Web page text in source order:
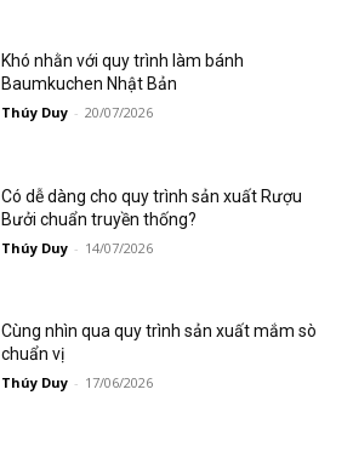
Khó nhằn với quy trình làm bánh
Baumkuchen Nhật Bản
Thúy Duy - 20/07/2026
Có dễ dàng cho quy trình sản xuất Rượu
Bưởi chuẩn truyền thống?
Thúy Duy - 14/07/2026
Cùng nhìn qua quy trình sản xuất mắm sò
chuẩn vị
Thúy Duy - 17/06/2026